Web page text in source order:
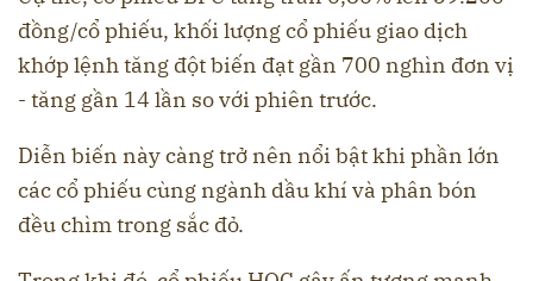
đồng/cổ phiếu, khối lượng cổ phiếu giao dịch
khớp lệnh tăng đột biến đạt gần 700 nghìn đơn vị
- tăng gần 14 lần so với phiên trước.
Diễn biến này càng trở nên nổi bật khi phần lớn
các cổ phiếu cùng ngành dầu khí và phân bón
đều chìm trong sắc đỏ.